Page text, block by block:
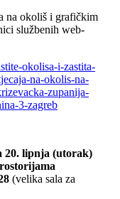
na okoliš i grafičkim
službenih web-
okolisa-i-zastita-
na-okolis-na-
zupanija-
3-zagreb
20. lipnja (utorak)
(velika sala za